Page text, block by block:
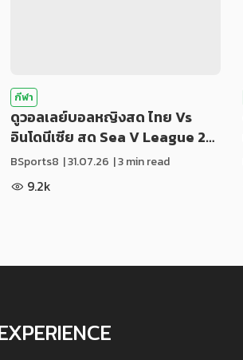
กีฬา
ดูวอลเลย์บอลหญิงสด ไทย Vs
อินโดนีเซีย สด Sea V League 2…
BSports8 |31.07.26 | 3 min read
9.2k